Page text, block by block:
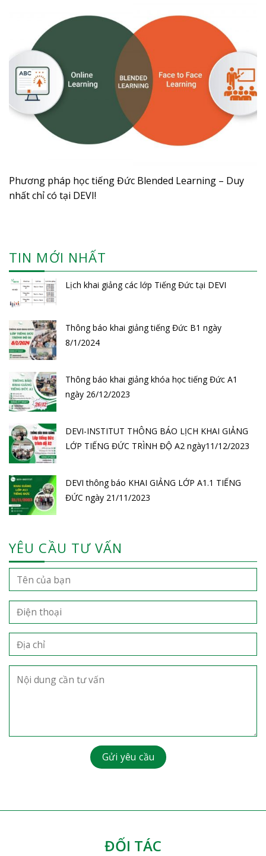
Phương pháp học tiếng Đức Blended Learning – Duy
nhất chỉ có tại DEVI!
TIN MỚI NHẤT
Lịch khai giảng các lớp Tiếng Đức tại DEVI
Thông báo khai giảng tiếng Đức B1 ngày
8/1/2024
Thông báo khai giảng khóa học tiếng Đức A1
ngày 26/12/2023
DEVI-INSTITUT THÔNG BÁO LỊCH KHAI GIẢNG
LỚP TIẾNG ĐỨC TRÌNH ĐỘ A2 ngày11/12/2023
DEVI thông báo KHAI GIẢNG LỚP A1.1 TIẾNG
ĐỨC ngày 21/11/2023
YÊU CẦU TƯ VẤN
ĐỐI TÁC